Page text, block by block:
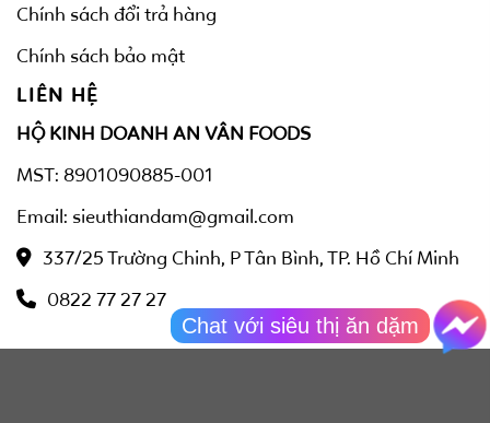
Chính sách đổi trả hàng
Chính sách bảo mật
LIÊN HỆ
HỘ KINH DOANH AN VÂN FOODS
MST: 8901090885-001
Email: sieuthiandam@gmail.com
337/25 Trường Chinh, P Tân Bình, TP. Hồ Chí Minh
0822 77 27 27
Chat với siêu thị ăn dặm